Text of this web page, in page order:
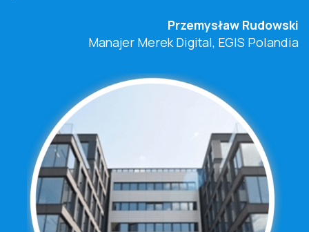
Przemysław Rudowski
Manajer Merek Digital, EGIS Polandia